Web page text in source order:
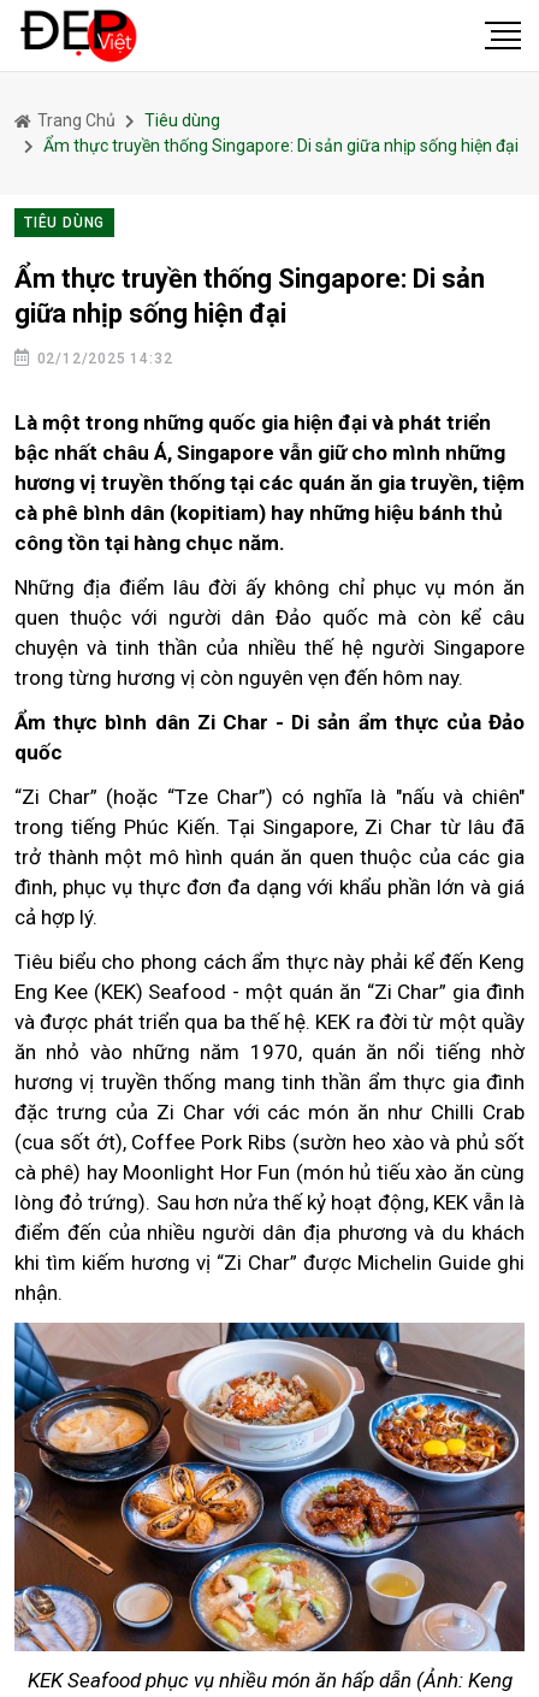
Trang Chủ
Tiêu dùng
Ẩm thực truyền thống Singapore: Di sản giữa nhịp sống hiện đại
TIÊU DÙNG
Ẩm thực truyền thống Singapore: Di sản
giữa nhịp sống hiện đại
02/12/2025 14:32
Là một trong những quốc gia hiện đại và phát triển
bậc nhất châu Á, Singapore vẫn giữ cho mình những
hương vị truyền thống tại các quán ăn gia truyền, tiệm
cà phê bình dân (kopitiam) hay những hiệu bánh thủ
công tồn tại hàng chục năm.
Những địa điểm lâu đời ấy không chỉ phục vụ món ăn
quen thuộc với người dân Đảo quốc mà còn kể câu
chuyện và tinh thần của nhiều thế hệ người Singapore
trong từng hương vị còn nguyên vẹn đến hôm nay.
Ẩm thực bình dân Zi Char - Di sản ẩm thực của Đảo
quốc
“Zi Char” (hoặc “Tze Char”) có nghĩa là "nấu và chiên"
trong tiếng Phúc Kiến. Tại Singapore, Zi Char từ lâu đã
trở thành một mô hình quán ăn quen thuộc của các gia
đình, phục vụ thực đơn đa dạng với khẩu phần lớn và giá
cả hợp lý.
Tiêu biểu cho phong cách ẩm thực này phải kể đến Keng
Eng Kee (KEK) Seafood - một quán ăn “Zi Char” gia đình
và được phát triển qua ba thế hệ. KEK ra đời từ một quầy
ăn nhỏ vào những năm 1970, quán ăn nổi tiếng nhờ
hương vị truyền thống mang tinh thần ẩm thực gia đình
đặc trưng của Zi Char với các món ăn như Chilli Crab
(cua sốt ớt), Coffee Pork Ribs (sườn heo xào và phủ sốt
cà phê) hay Moonlight Hor Fun (món hủ tiếu xào ăn cùng
lòng đỏ trứng). Sau hơn nửa thế kỷ hoạt động, KEK vẫn là
điểm đến của nhiều người dân địa phương và du khách
khi tìm kiếm hương vị “Zi Char” được Michelin Guide ghi
nhận.
KEK Seafood phục vụ nhiều món ăn hấp dẫn (Ảnh: Keng